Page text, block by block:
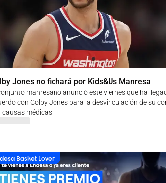
Jones no fichará por Kids&Us Manresa
manresano anunció este viernes que ha
con Colby Jones para la desvinculación de su
causas médicas
Basket Lover